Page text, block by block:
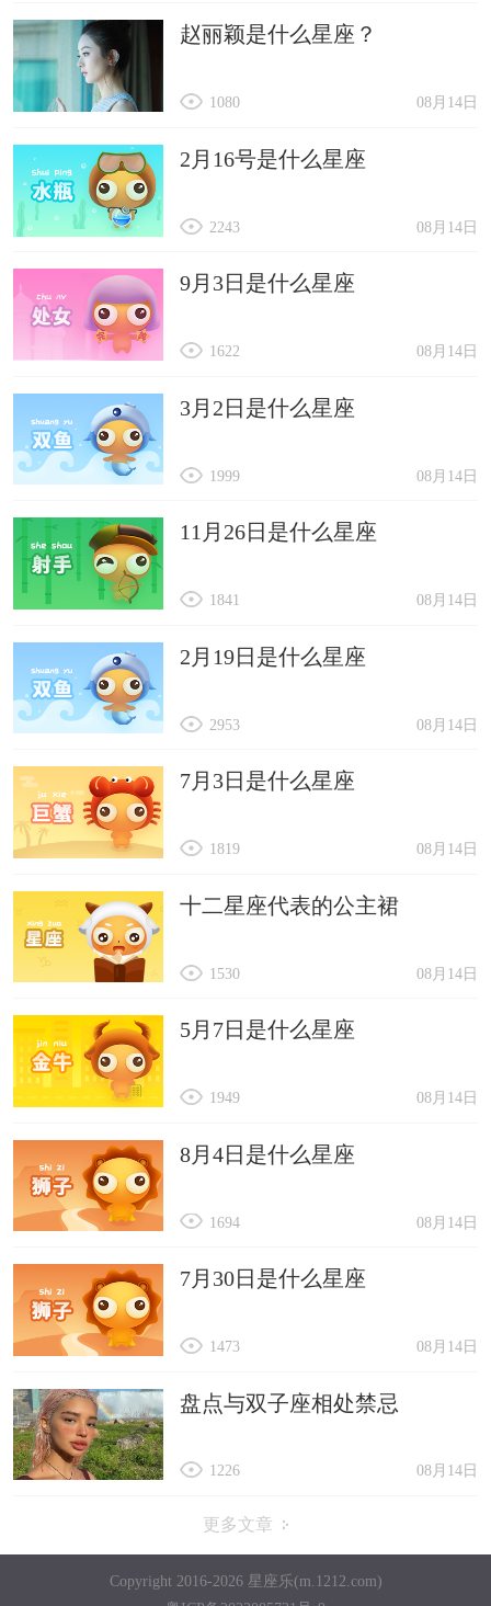
北月冥初：
北月初升，悠悠照射着大地。
过客乔鲸：
在海洋中，鲸鱼总如过客，轻飘飘的来过，不带走
一片云彩。
墨夏栖雨：
墨色的夏天，雨打芭蕉，看着一粒粒雨滴滑落好像
栖息在其中的生灵。
鱼以海为依：
夕阳的刻痕：
夕阳留在人间的刻痕是晚霞。
晚夜听着江上传来汽笛的呜呜声，也不知谁家的游
子即将搭乘这班船离开家乡。
赵丽颖是什么星座？
08月14日
1080
2月16号是什么星座
08月14日
2243
9月3日是什么星座
08月14日
1622
3月2日是什么星座
08月14日
1999
11月26日是什么星座
08月14日
1841
2月19日是什么星座
08月14日
2953
7月3日是什么星座
08月14日
1819
十二星座代表的公主裙
08月14日
1530
5月7日是什么星座
08月14日
1949
8月4日是什么星座
08月14日
1694
7月30日是什么星座
08月14日
1473
盘点与双子座相处禁忌
08月14日
1226
更多文章
Copyright 2016-2026 星座乐(m.1212.com)